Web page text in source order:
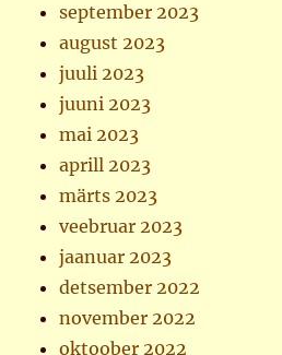
september 2023
august 2023
juuli 2023
juuni 2023
mai 2023
aprill 2023
märts 2023
veebruar 2023
jaanuar 2023
detsember 2022
november 2022
oktoober 2022